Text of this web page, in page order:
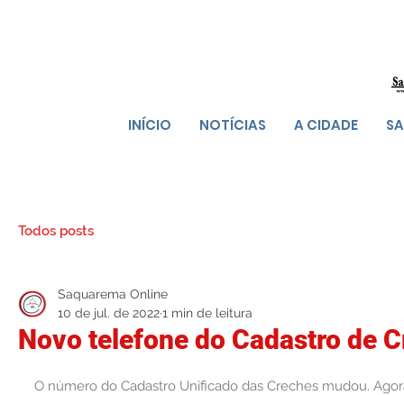
INÍCIO NOTÍCIAS A CIDADE
Todos posts
Novo telefone do Cadastro de
Saquarema Online
10 de jul. de 20221 min de leitura
O número do Cadastro Unificado das Creches mudou.